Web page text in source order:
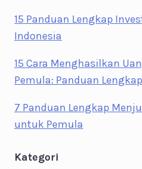
15 Panduan Lengkap
Indonesia
15 Cara Menghasilkan
Pemula: Panduan
7 Panduan Lengkap
untuk Pemula
Kategori